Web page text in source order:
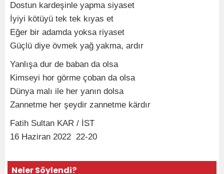
Dostun kardeşinle yapma siyaset
İyiyi kötüyü tek tek kıyas et
Eğer bir adamda yoksa riyaset
Güçlü diye övmek yağ yakma, ardır
Yanlışa dur de baban da olsa
Kimseyi hor görme çoban da olsa
Dünya malı ile her yanın dolsa
Zannetme her şeydir zannetme kärdır
Fatih Sultan KAR / İST
16 Haziran 2022 22-20
Neler Söylendi?